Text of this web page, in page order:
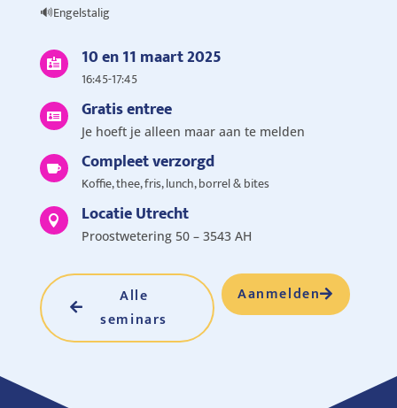
🔊Engelstalig
 10 en 11 maart 2025
16:45-17:45
 Gratis entree
Je hoeft je alleen maar aan te melden
 Compleet verzorgd
Koffie, thee, fris, lunch, borrel & bites
 Locatie Utrecht
Proostwetering 50 – 3543 AH
Alle
seminars
Aanmelden